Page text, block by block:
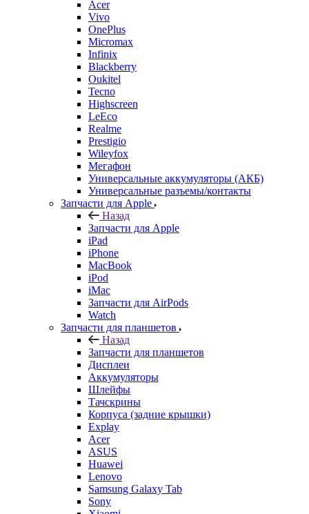
Acer
Vivo
OnePlus
Micromax
Infinix
Blackberry
Oukitel
Tecno
Highscreen
LeEco
Realme
Prestigio
Wileyfox
Мегафон
Универсальные аккумуляторы (АКБ)
Универсальные разъемы/контакты
Запчасти для Apple
Назад
Запчасти для Apple
iPad
iPhone
MacBook
iPod
iMac
Запчасти для AirPods
Watch
Запчасти для планшетов
Назад
Запчасти для планшетов
Дисплеи
Аккумуляторы
Шлейфы
Тачскрины
Корпуса (задние крышки)
Explay
Acer
ASUS
Huawei
Lenovo
Samsung Galaxy Tab
Sony